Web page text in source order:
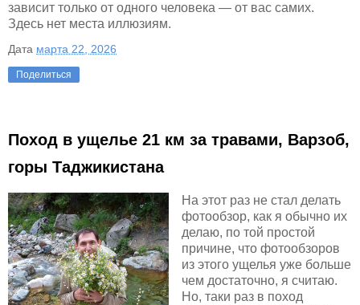
зависит только от одного человека — от вас самих.
Здесь нет места иллюзиям.
Дата марта 22, 2026
Поделиться
Поход в ущелье 21 км за травами, Варзоб,
горы Таджикистана
На этот раз не стал делать
фотообзор, как я обычно их
делаю, по той простой
причине, что фотообзоров
из этого ущелья уже больше
чем достаточно, я считаю.
Но, таки раз в поход